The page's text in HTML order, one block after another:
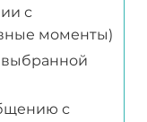
с
моменты)
с